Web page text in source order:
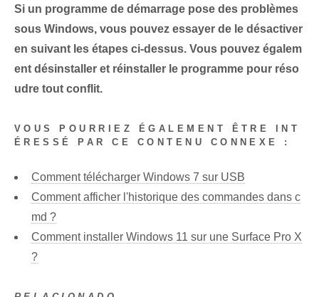
Si un programme de démarrage pose des problèmes
sous Windows, vous pouvez essayer de le désactiver
en suivant les étapes ci-dessus. Vous pouvez égalem
ent désinstaller et réinstaller le programme pour réso
udre tout conflit.
VOUS POURRIEZ ÉGALEMENT ÊTRE INT
ÉRESSÉ PAR CE CONTENU CONNEXE :
Comment télécharger Windows 7 sur USB
Comment afficher l'historique des commandes dans c
md ?
Comment installer Windows 11 sur une Surface Pro X
?